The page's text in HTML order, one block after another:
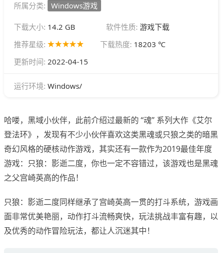
所属分类: Windows游戏
下载大小: 14.2 GB 软件性质: 游戏下载
推荐星级:
下载热度: 18203 ℃
更新时间: 2022-04-15
运行环境: Windows/
哈喽，黑域小伙伴，此前介绍过最新的 “魂” 系列大作《艾尔
登法环》，发现有不少小伙伴喜欢这类黑魂或只狼之类的暗黑
奇幻风格的硬核动作游戏，其实还有一款作为2019最佳年度
游戏：只狼：影逝二度，你也一定不容错过，该游戏也是黑魂
之父宫崎英高的作品！
只狼：影逝二度同样继承了宫崎英高一贯的打斗系统，游戏画
面非常优美艳丽，动作打斗流畅爽快，玩法挑战丰富有趣，以
及优秀的动作冒险玩法，都让人沉迷其中！